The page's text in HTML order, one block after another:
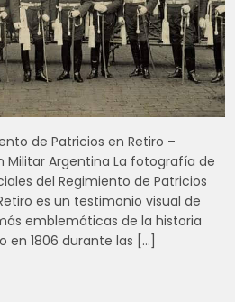
de Patricios en Retiro –
Militar Argentina La fotografía de
del Regimiento de Patricios
es un testimonio visual de
emblemáticas de la historia
en 1806 durante las […]